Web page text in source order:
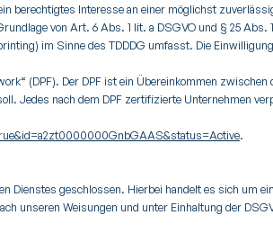
berechtigtes Interesse an einer möglichst
von Art. 6 Abs. 1 lit. a DSGVO und § 25 Abs.
im Sinne des TDDDG umfasst. Die
(DPF). Der DPF ist ein Übereinkommen
Jedes nach dem DPF zertifizierte Unternehmen
.
Dienstes geschlossen. Hierbei handelt es sich um
unseren Weisungen und unter Einhaltung der